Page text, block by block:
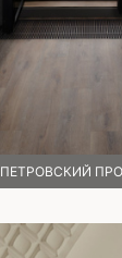
ПЕТРОВСКИЙ